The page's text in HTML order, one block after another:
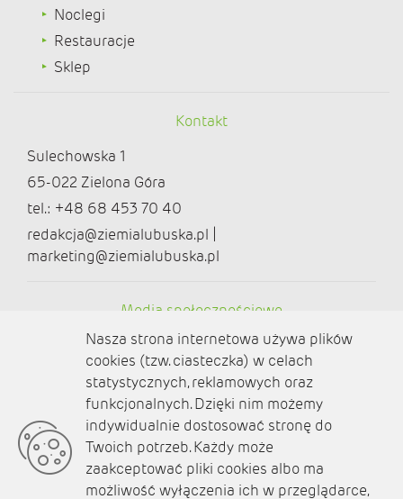
Noclegi
Restauracje
Sklep
Kontakt
Sulechowska 1
65-022 Zielona Góra
tel.: +48 68 453 70 40
redakcja@ziemialubuska.pl |
marketing@ziemialubuska.pl
Media społecznościowe
O nas
Kontakt
Polityka prywatności
Nasza strona internetowa używa plików
cookies (tzw. ciasteczka) w celach
statystycznych, reklamowych oraz
funkcjonalnych. Dzięki nim możemy
indywidualnie dostosować stronę do
Twoich potrzeb. Każdy może
zaakceptować pliki cookies albo ma
możliwość wyłączenia ich w przeglądarce,